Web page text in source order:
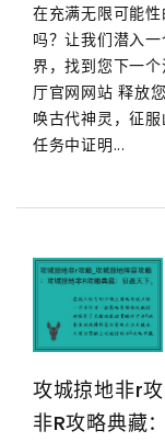
在充满无限可能
吗？让我们潜入
界，找到您下一
厅官网网站 释放
唤古代神灵，征
任务中证明...
攻城掠地非r
非R攻略典藏